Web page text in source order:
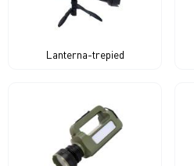
Lanterna-trepied